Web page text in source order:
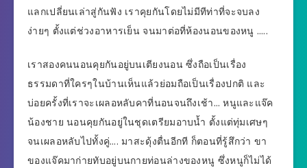
แลกเปลี่ยนเล่าสู่กันฟัง เราคุยกันโดยไม่มีทีท่าที่จะจบลง
ง่ายๆ ตั้งแต่ช่วงอาหารเย็น จนมาต่อที่ห้องนอนของหนู …..
เราสองคนนอนคุยกันอยู่บนเตียงนอน ซึ่งถือเป็นเรื่อง
ธรรมดาที่ใครๆในบ้านเห็นแล้วย่อมถือเป็นเรื่องปกติ และ
บ่อยครั้งที่เราจะเผลอหลับคาที่นอนจนถึงเช้า… หนูและแจ๊ค
น้องชาย นอนคุยกันอยู่ในชุดเตรียมอาบน้ำ ตั้งแต่ทุ่มเศษๆ
จนเผลอหลับไปทั้งคู่…. มาสะดุ้งตื่นอีกที ก็ตอนที่รู้สึกว่า ขา
ของแจ๊คมาก่ายทับอยู่บนกายท่อนล่างของหนู ซึ่งหนูก็ไม่ได้